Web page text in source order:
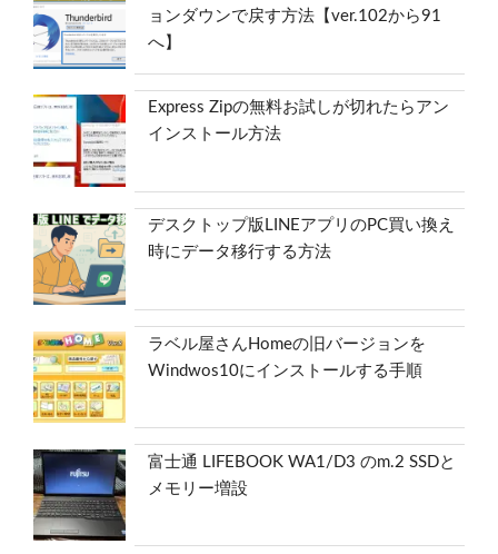
ョンダウンで戻す方法【ver.102から91
へ】
Express Zipの無料お試しが切れたらアン
インストール方法
デスクトップ版LINEアプリのPC買い換え
時にデータ移行する方法
ラベル屋さんHomeの旧バージョンを
Windwos10にインストールする手順
富士通 LIFEBOOK WA1/D3 のm.2 SSDと
メモリー増設